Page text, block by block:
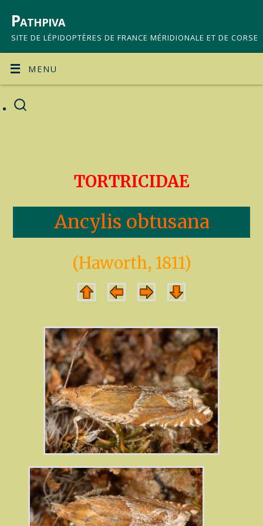
Pathpiva
SITE DE LÉPIDOPTÈRES DE FRANCE MÉRIDIONALE ET DE CORSE
MENU
TORTRICIDAE
Ancylis obtusana
(Haworth, 1811)